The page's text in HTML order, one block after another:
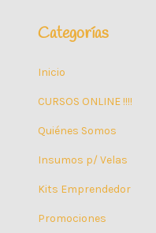
Categorías
Inicio
CURSOS ONLINE !!!!
Quiénes Somos
Insumos p/ Velas
Kits Emprendedor
Promociones